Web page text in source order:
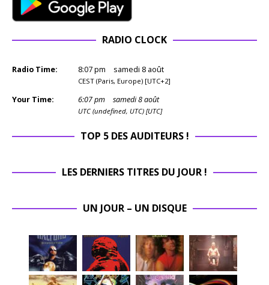
RADIO CLOCK
Radio Time: 8:07pm samedi 8 août
CEST (Paris, Europe) [UTC+2]
Your Time: 6:07pm samedi 8 août
UTC (undefined, UTC) [UTC]
TOP 5 DES AUDITEURS !
LES DERNIERS TITRES DU JOUR !
UN JOUR – UN DISQUE